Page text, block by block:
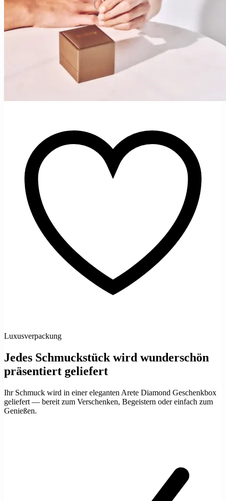
Luxusverpackung
Jedes Schmuckstück wird wunderschön
präsentiert geliefert
Ihr Schmuck wird in einer eleganten Arete Diamond Geschenkbox
geliefert — bereit zum Verschenken, Begeistern oder einfach zum
Genießen.